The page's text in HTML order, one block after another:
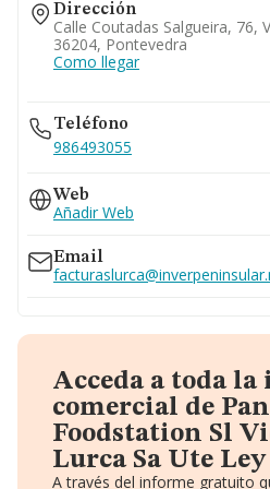
Dirección
Calle Coutadas Salgueira, 76,
36204, Pontevedra
Como llegar
Teléfono
986493055
Web
Añadir Web
Email
Acceda a toda
comercial de
Foodstation Sl
Lurca Sa Ute Ley
A través del informe gratuito